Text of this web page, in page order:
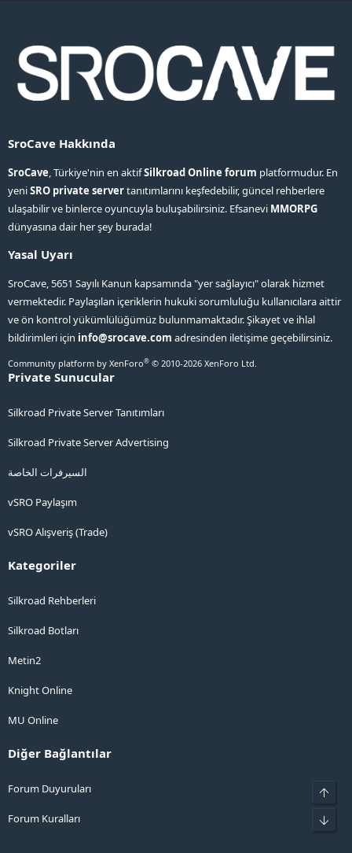
SroCave Hakkında
SroCave, Türkiye'nin en aktifSilkroad Online forum platformudur. En
yeniSRO private servertanıtımlarını keşfedebilir, güncel rehberlere
ulaşabilir ve binlerce oyuncuyla buluşabilirsiniz. Efsanevi MMORPG
dünyasına dair her şey burada!
Yasal Uyarı
SroCave, 5651 Sayılı Kanun kapsamında "yer sağlayıcı" olarak hizmet
vermektedir. Paylaşılan içeriklerin hukuki sorumluluğu kullanıcılara aittir
ve ön kontrol yükümlülüğümüz bulunmamaktadır. Şikayet ve ihlal
bildirimleri için info@srocave.com adresinden iletişime geçebilirsiniz.
Community platform by XenForo® © 2010-2026 XenForo Ltd.
Private Sunucular
Silkroad Private Server Tanıtımları
Silkroad Private Server Advertising
السيرفرات الخاصة
vSRO Paylaşım
vSRO Alışveriş (Trade)
Kategoriler
Silkroad Rehberleri
Silkroad Botları
Metin2
Knight Online
MU Online
Diğer Bağlantılar
Forum Duyuruları
Forum Kuralları